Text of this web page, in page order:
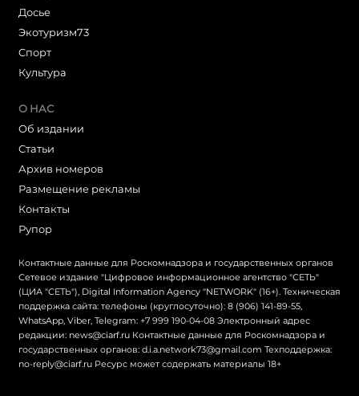
Досье
Экотуризм73
Cпорт
Культура
О НАС
Об издании
Статьи
Архив номеров
Размещение рекламы
Контакты
Рупор
Контактные данные для Роскомнадзора и государственных органов
Сетевое издание "Цифровое информационное агентство "СЕТЬ"
(ЦИА "СЕТЬ"), Digital Information Agency "NETWORK" (16+). Техническая
поддержка сайта: телефоны (круглосуточно): 8 (906) 141-89-55,
WhatsApp, Viber, Telegram: +7 999 190-04-08 Электронный адрес
редакции: news@ciarf.ru Контактные данные для Роскомнадзора и
государственных органов: d.i.a.network73@gmail.com Техподдержка:
no-reply@ciarf.ru Ресурс может содержать материалы 18+